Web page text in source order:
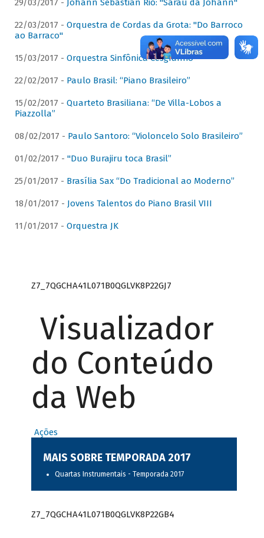
29/03/2017 - Johann Sebastian Rio: "Sarau da Johann"
22/03/2017 - Orquestra de Cordas da Grota: "Do Barroco
ao Barraco"
15/03/2017 - Orquestra Sinfônica Cesgranrio
22/02/2017 - Paulo Brasil: “Piano Brasileiro”
15/02/2017 - Quarteto Brasiliana: “De Villa-Lobos a
Piazzolla”
08/02/2017 - Paulo Santoro: “Violoncelo Solo Brasileiro”
01/02/2017 - "Duo Burajiru toca Brasil”
25/01/2017 - Brasília Sax “Do Tradicional ao Moderno”
18/01/2017 - Jovens Talentos do Piano Brasil VIII
11/01/2017 - Orquestra JK
Z7_7QGCHA41L071B0QGLVK8P22GJ7
Visualizador
do Conteúdo
da Web
Ações
MAIS SOBRE TEMPORADA 2017
Quartas Instrumentais - Temporada 2017
Z7_7QGCHA41L071B0QGLVK8P22GB4